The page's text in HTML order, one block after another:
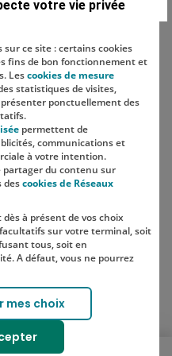
LES RÉSEAUX
le compte Instagram
vers le compte TikTok
votre vie privée
sur ce site : certains cookies
fins de bon fonctionnement et
Lescookies de mesure
statistiques de visites,
ponctuellement des
permettent de
communications et
à votre intention.
partager du contenu sur
descookies de Réseaux
à présent de vos choix
sur votre terminal, soit
tous, soit en
A défaut, vous ne pourrez
à tout moment, en cliquant
de traitement et les
choix".
mes choix